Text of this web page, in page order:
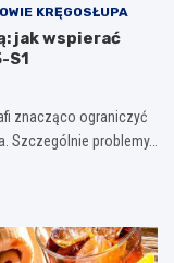
KRĘGOSŁUPA
jak wspierać
S1
znacząco ograniczyć
Szczególnie problemy…